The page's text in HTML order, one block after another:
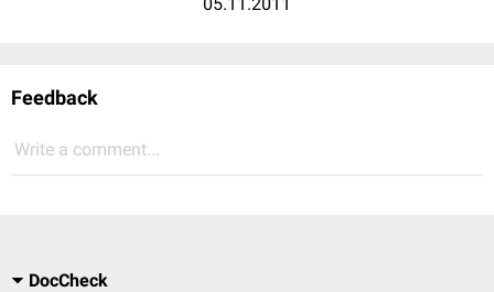
Feedback
Write a comment...
DocCheck